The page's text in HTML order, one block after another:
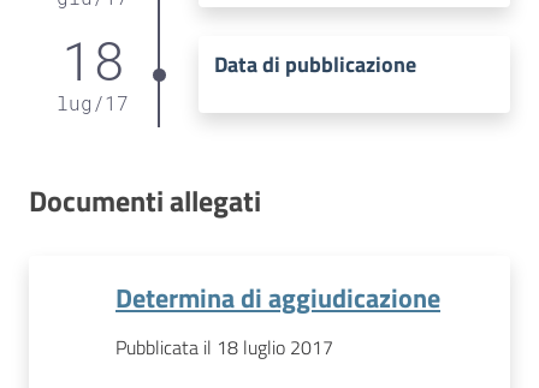
18
lug /17
Data di pubblicazione
Documenti allegati
Determina di aggiudicazione
Pubblicata il 18 luglio 2017